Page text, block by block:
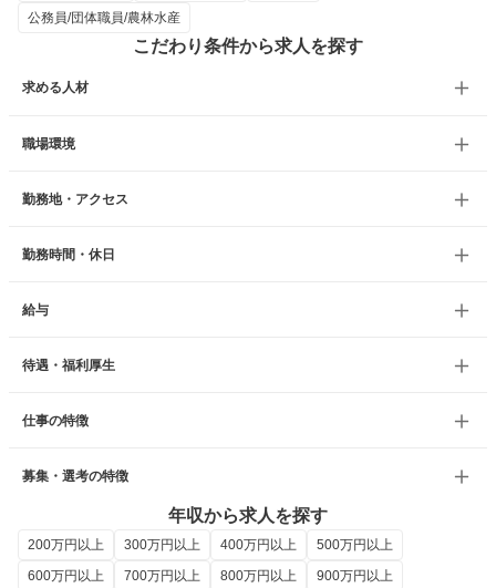
公務員/団体職員/農林水産
こだわり条件から求人を探す
求める人材
職場環境
勤務地・アクセス
勤務時間・休日
給与
待遇・福利厚生
仕事の特徴
募集・選考の特徴
年収から求人を探す
200万円以上 300万円以上 400万円以上
500万円以上
600万円以上
700万円以上 800万円以上 900万円以上